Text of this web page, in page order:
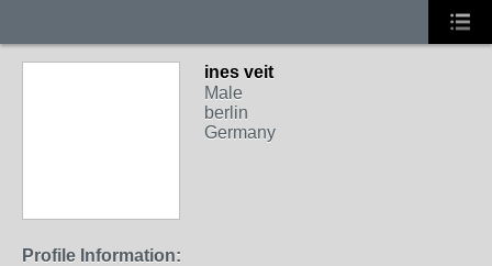
ines veit
Male
berlin
Germany
Profile Information: